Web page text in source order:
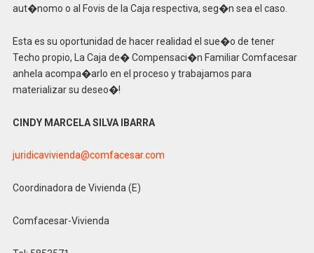
aut�nomo o al Fovis de la Caja respectiva, seg�n sea el caso.
Esta es su oportunidad de hacer realidad el sue�o de tener
Techo propio, La Caja de� Compensaci�n Familiar Comfacesar
anhela acompa�arlo en el proceso y trabajamos para
materializar su deseo�!
CINDY MARCELA SILVA IBARRA
juridicavivienda@comfacesar.com
Coordinadora de Vivienda (E)
Comfacesar-Vivienda